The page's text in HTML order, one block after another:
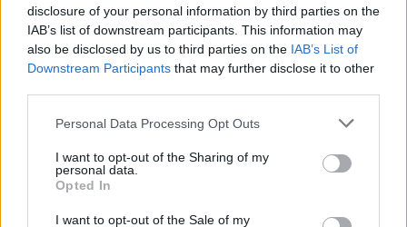
disclosure of your personal information by third parties on the
IAB’s list of downstream participants. This information may
also be disclosed by us to third parties on the IAB’s List of
Downstream Participants that may further disclose it to other
Personal Data Processing Opt Outs
I want to opt-out of the Sharing of my
personal data.
Opted In
I want to opt-out of the Sale of my
Alpha Bank: Για πρώτη φορά το Αρχαίο Θέατρο Επιδαύρου άνοιξε τις
πύλες του σε όλους